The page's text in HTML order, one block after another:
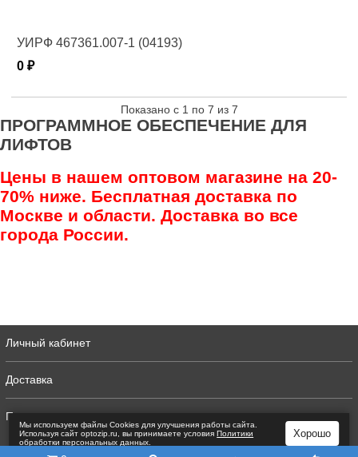
УИРФ 467361.007-1 (04193)
0 ₽
Показано с 1 по 7 из 7
ПРОГРАММНОЕ ОБЕСПЕЧЕНИЕ ДЛЯ
ЛИФТОВ
Цены в нашем оптовом магазине на 20-
70% ниже. Бесплатная доставка по
Москве и области. Доставка во все
города России.
Личный кабинет
Доставка
Полная версия
Мы используем файлы Сookies для улучшения работы сайта.
Используя сайт optozip.ru, вы принимаете условияПолитики
обработки персональных данных
Хорошо